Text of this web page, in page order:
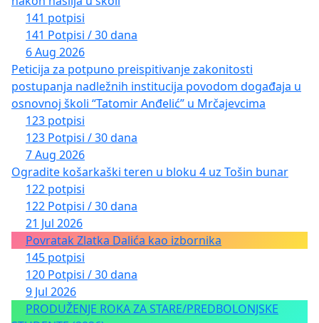
141 potpisi
141 Potpisi / 30 dana
6 Aug 2026
Peticija za potpuno preispitivanje zakonitosti
postupanja nadležnih institucija povodom događaja u
osnovnoj školi “Tatomir Anđelić” u Mrčajevcima
123 potpisi
123 Potpisi / 30 dana
7 Aug 2026
Ogradite košarkaški teren u bloku 4 uz Tošin bunar
122 potpisi
122 Potpisi / 30 dana
21 Jul 2026
Povratak Zlatka Dalića kao izbornika
145 potpisi
120 Potpisi / 30 dana
9 Jul 2026
PRODUŽENJE ROKA ZA STARE/PREDBOLONJSKE